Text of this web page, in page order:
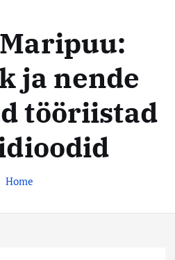
s
t
e
k
e
s
k
u
ja nende
tööriistad
Home